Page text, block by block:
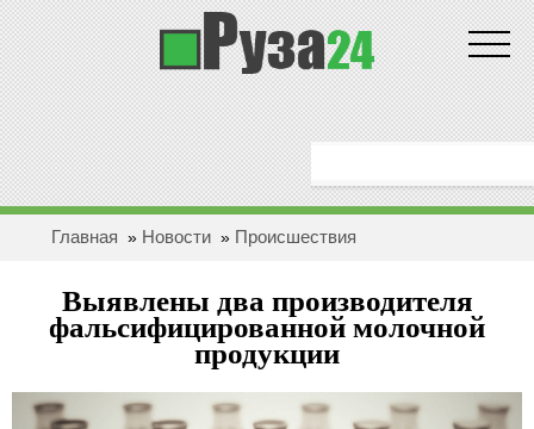
Новости
ЗДОРОВЬЕ
ПОЛИТИКА
ЭКОНОМИКА
Главная » Новости » Проиcшествия
Выявлены два производителя
фальсифицированной молочной
продукции